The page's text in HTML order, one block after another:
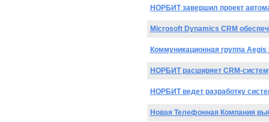
НОРБИТ завершил проект
Microsoft Dynamics CRM
Коммуникационная группа
НОРБИТ расширяет CRM-
НОРБИТ ведет разработку
Новая Телефонная Компания